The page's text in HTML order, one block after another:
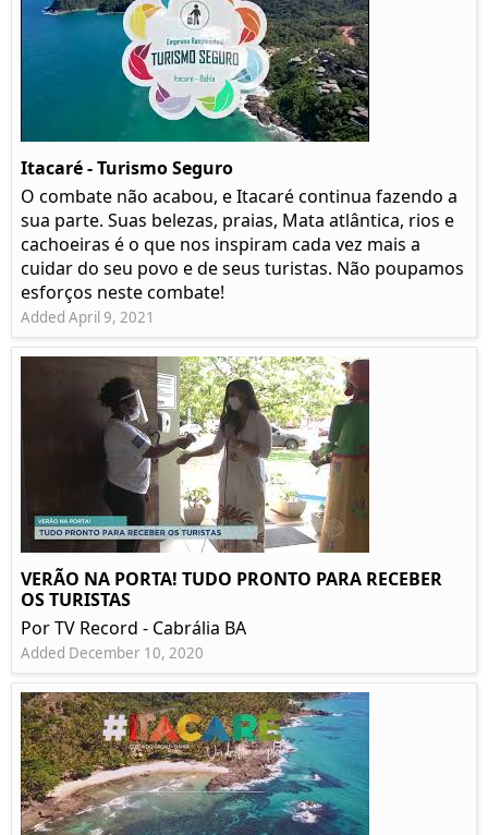
Itacaré - Turismo Seguro
O combate não acabou, e Itacaré continua fazendo a
sua parte. Suas belezas, praias, Mata atlântica, rios e
cachoeiras é o que nos inspiram cada vez mais a
cuidar do seu povo e de seus turistas. Não poupamos
esforços neste combate!
Added April 9, 2021
VERÃO NA PORTA! TUDO PRONTO PARA RECEBER
OS TURISTAS
Por TV Record - Cabrália BA
Added December 10, 2020